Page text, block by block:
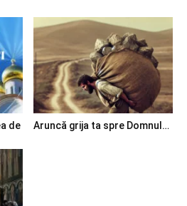
de
Aruncă grija ta spre Domnul…